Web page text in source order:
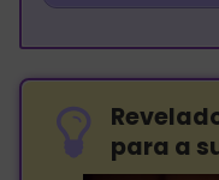
para a